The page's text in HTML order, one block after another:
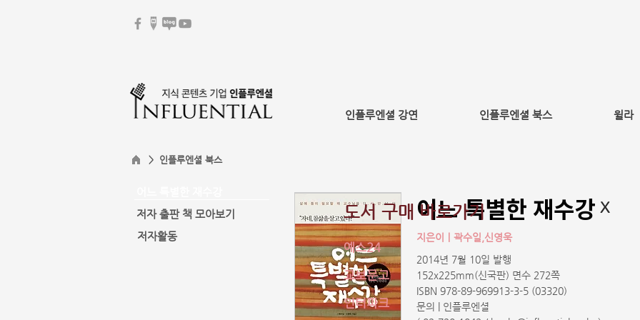
인플루엔셜 강연 인플루엔셜 북스 윌라
어느 특별한 재수강
지은이ㅣ곽수일,신영욱
2014년 7월 10일 발행
152x225mm(신국판) 면수 272쪽
ISBN 978-89-969913-3-5 (03320)
문의 | 인플루엔셜
저자활동
저자 출판 책 모아보기
> 인플루엔셜 북스
도서 구매 바로가기 X
예스24
교보문고
인터파크